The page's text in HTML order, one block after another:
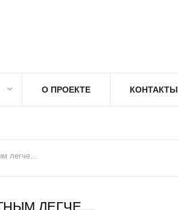
О ПРОЕКТЕ КОНТАКТЫ
легче…
ЛЕГЧЕ…